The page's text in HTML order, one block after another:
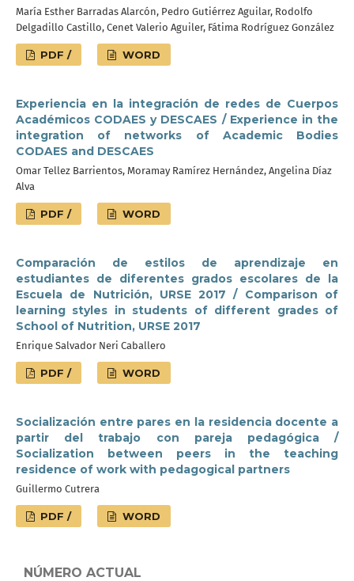
María Esther Barradas Alarcón, Pedro Gutiérrez Aguilar, Rodolfo
Delgadillo Castillo, Cenet Valerio Aguiler, Fátima Rodríguez González
PDF / WORD
Experiencia en la integración de redes de Cuerpos
Académicos CODAES y DESCAES / Experience in the
integration of networks of Academic Bodies
CODAES and DESCAES
Omar Tellez Barrientos, Moramay Ramírez Hernández, Angelina Díaz
Alva
PDF / WORD
Comparación de estilos de aprendizaje en
estudiantes de diferentes grados escolares de la
Escuela de Nutrición, URSE 2017 / Comparison of
learning styles in students of different grades of
School of Nutrition, URSE 2017
Enrique Salvador Neri Caballero
PDF / WORD
Socialización entre pares en la residencia docente a
partir del trabajo con pareja pedagógica /
Socialization between peers in the teaching
residence of work with pedagogical partners
Guillermo Cutrera
PDF / WORD
NÚMERO ACTUAL